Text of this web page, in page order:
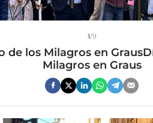
1/9
de los Milagros en
Milagros en Graus